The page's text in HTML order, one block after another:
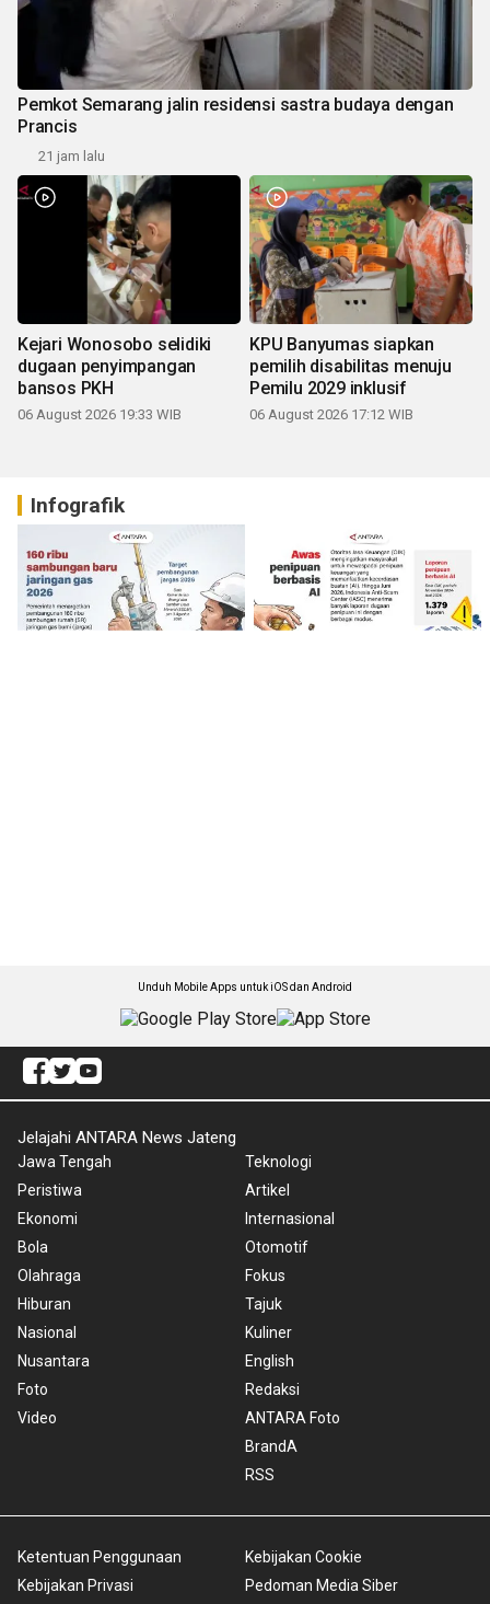
Pemkot Semarang jalin residensi sastra budaya dengan
Prancis
21 jam lalu
Kejari Wonosobo selidiki
dugaan penyimpangan
bansos PKH
06 August 2026 19:33 WIB
KPU Banyumas siapkan
pemilih disabilitas menuju
Pemilu 2029 inklusif
06 August 2026 17:12 WIB
Infografik
Unduh Mobile Apps untuk iOS dan Android
Jelajahi ANTARA News Jateng
Jawa Tengah
Peristiwa
Ekonomi
Bola
Olahraga
Hiburan
Nasional
Nusantara
Foto
Video
Teknologi
Artikel
Internasional
Otomotif
Fokus
Tajuk
Kuliner
English
Redaksi
ANTARA Foto
BrandA
RSS
Ketentuan Penggunaan
Kebijakan Privasi
Kebijakan Cookie
Pedoman Media Siber